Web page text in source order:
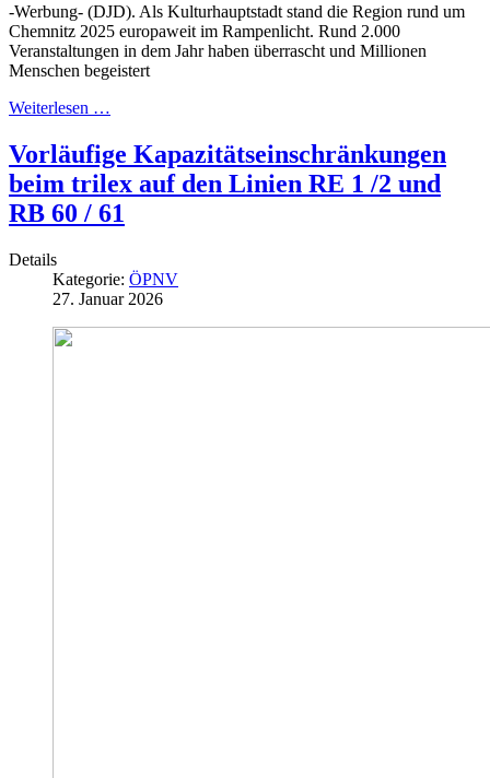
-Werbung- (DJD). Als Kulturhauptstadt stand die Region rund um
Chemnitz 2025 europaweit im Rampenlicht. Rund 2.000
Veranstaltungen in dem Jahr haben überrascht und Millionen
Menschen begeistert
Weiterlesen …
Vorläufige Kapazitätseinschränkungen
beim trilex auf den Linien RE 1 /2 und
RB 60 / 61
Details
Kategorie: ÖPNV
27. Januar 2026